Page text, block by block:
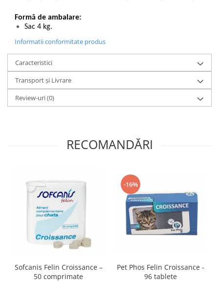
Formă de ambalare:
Sac 4 kg.
Informatii conformitate produs
Caracteristici
Transport și Livrare
Review-uri(0)
RECOMANDĂRI
Sofcanis Felin Croissance –
50 comprimate
-16%
Pet Phos Felin Croissance -
96 tablete